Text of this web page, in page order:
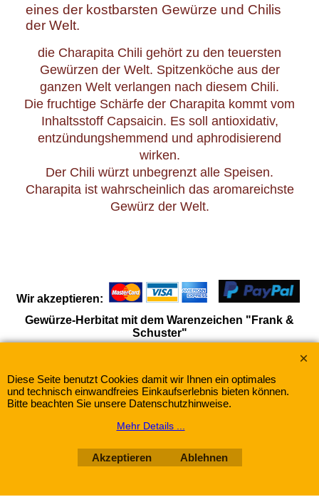
eines der kostbarsten Gewürze und Chilis
der Welt.
die Charapita Chili gehört zu den teuersten
Gewürzen der Welt. Spitzenköche aus der
ganzen Welt verlangen nach diesem Chili.
Die fruchtige Schärfe der Charapita kommt vom
Inhaltsstoff Capsaicin. Es soll antioxidativ,
entzündungshemmend und aphrodisierend
wirken.
Der Chili würzt unbegrenzt alle Speisen.
Charapita ist wahrscheinlich das aromareichste
Gewürz der Welt.
Wir akzeptieren:
Gewürze-Herbitat mit dem Warenzeichen "Frank &
Schuster"
WebShop erstellt mit
ShopFactory Shop
Software.
Diese Seite benutzt Cookies damit wir Ihnen ein optimales
und technisch einwandfreies Einkaufserlebnis bieten können.
Bitte beachten Sie unsere Datenschutzhinweise.
Mehr Details ...
Akzeptieren Ablehnen